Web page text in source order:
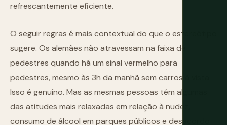
refrescantemente eficiente.
O seguir regras é mais contextual do que o estereótipo
sugere. Os alemães não atravessam na faixa de
pedestres quando há um sinal vermelho para
pedestres, mesmo às 3h da manhã sem carros à vista.
Isso é genuíno. Mas as mesmas pessoas têm algumas
das atitudes mais relaxadas em relação à nudez,
consumo de álcool em parques públicos e desacordo